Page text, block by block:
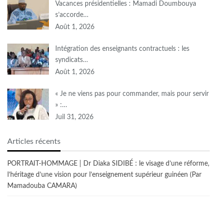
Vacances présidentielles : Mamadi Doumbouya
s’accorde…
Août 1, 2026
Intégration des enseignants contractuels : les
syndicats…
Août 1, 2026
« Je ne viens pas pour commander, mais pour servir
» :…
Juil 31, 2026
Articles récents
PORTRAIT-HOMMAGE | Dr Diaka SIDIBÉ : le visage d’une réforme,
l’héritage d’une vision pour l’enseignement supérieur guinéen (Par
Mamadouba CAMARA)